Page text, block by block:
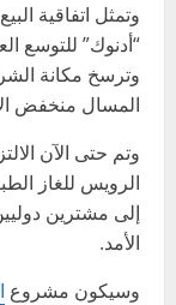
وتمثل اتفاقية
“أدنوك” للتوسع
وترسخ مكانة
المسال منخفض
إلى مشترين
الأمد.
وسيكون مشروع